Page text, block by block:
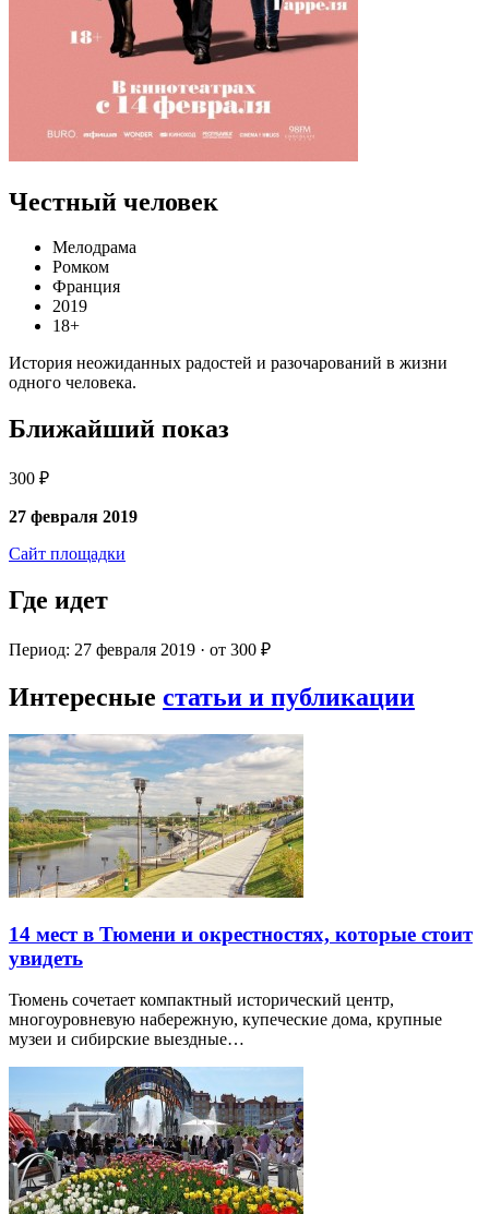
Честный человек
Мелодрама
Ромком
Франция
2019
18+
История неожиданных радостей и разочарований в жизни
одного человека.
Ближайший показ
300 ₽
27 февраля 2019
Сайт площадки
Где идет
Период: 27 февраля 2019 · от 300 ₽
Интересные статьи и публикации
14 мест в Тюмени и окрестностях, которые стоит
увидеть
Тюмень сочетает компактный исторический центр,
многоуровневую набережную, купеческие дома, крупные
музеи и сибирские выездные…